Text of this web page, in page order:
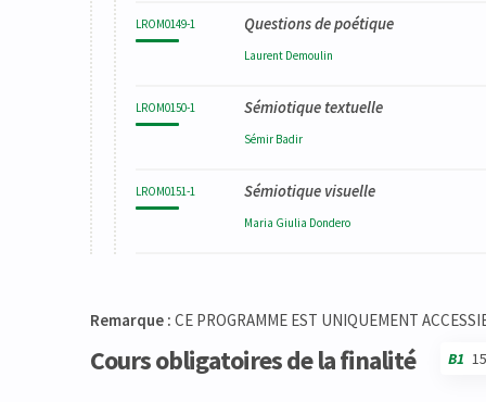
LROM0149-1 Questions de poétique
Laurent Demoulin
LROM0150-1 Sémiotique textuelle
Sémir Badir
LROM0151-1 Sémiotique visuelle
Maria Giulia Dondero
Remarque : CE PROGRAMME EST UNIQUEMENT
Cours obligatoires de la finalité B1